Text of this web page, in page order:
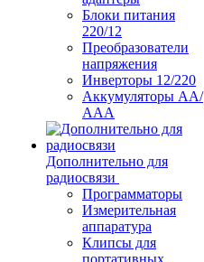
Блоки питания
220/12
Преобразователи
напряжения
Инверторы 12/220
Аккумуляторы АА/
ААА
Дополнительно для
радиосвязи
Программаторы
Измерительная
аппаратура
Клипсы для
портативных